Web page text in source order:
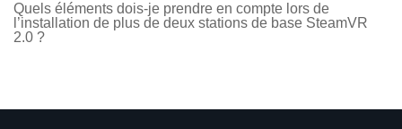
Quels éléments dois-je prendre en compte lors de
l’installation de plus de deux stations de base SteamVR
2.0 ?